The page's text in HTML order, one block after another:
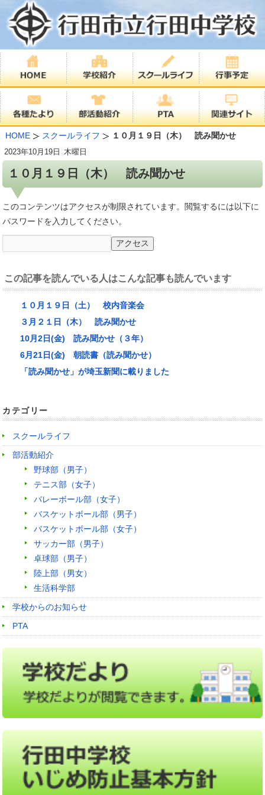
HOME スクールライフ １０月１９日（木） 読み聞かせ
１０月１９日（木） 読み聞かせ
2023年10月19日 木曜日
このコンテンツはアクセスが制限されています。閲覧するには以下に
パスワードを入力してください。
この記事を読んでいる人はこんな記事も読んでいます
１０月１９日（土） 校内音楽会
３月２１日（木） 読み聞かせ
10月2日(金) 読み聞かせ（３年）
6月21日(金) 朝読書（読み聞かせ）
「読み聞かせ」が埼玉新聞に載りました
カテゴリー
スクールライフ
部活動紹介
野球部（男子）
テニス部（女子）
バレーボール部（女子）
バスケットボール部（男子）
バスケットボール部（女子）
サッカー部（男子）
卓球部（男子）
陸上部（男女）
生活科学部
学校からのお知らせ
PTA